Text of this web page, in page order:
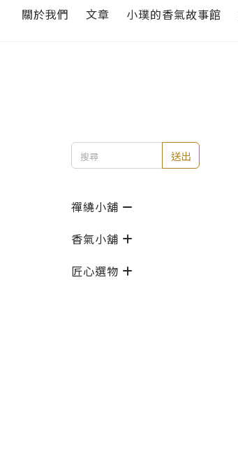
關於我們 文章 小璞的香氣故事館
送出
禪繞小舖
香氣小舖
匠心選物